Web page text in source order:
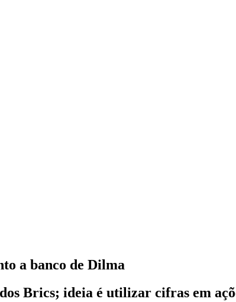
a banco de Dilma
Brics; ideia é utilizar cifras em